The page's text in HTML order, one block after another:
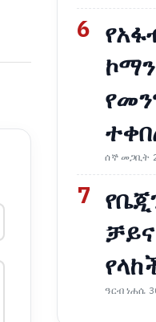
6
ሰኞ መጋቢት
7
ዓርብ ነሐሴ